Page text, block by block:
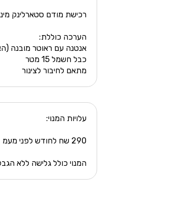
רכישת מודם סטארלינק מיני קיט - 2400
הערכה כוללת:
אנטנה עם ראוטר מובנה
כבל חשמל 15 מטר
מתאם לחיבור לצינור
עלויות המנוי:
290 שח לחודש לפני מעמ
המנוי כולל גלישה ללא